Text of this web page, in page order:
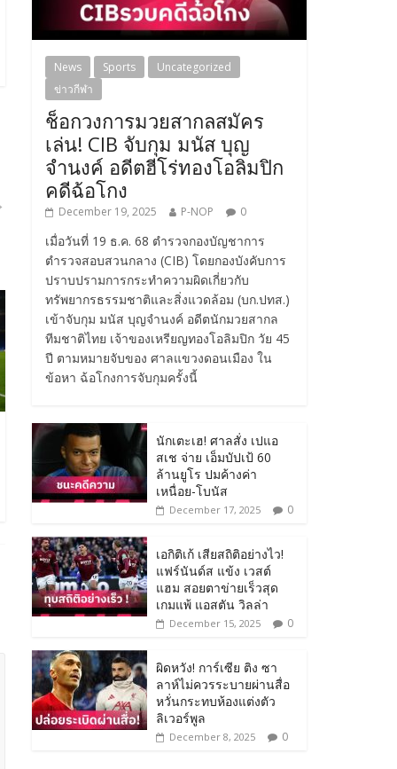
News Sports
Uncategorized
ข่าวกีฬา
ช็อกวงการมวยสากลสมัคร
เล่น! CIB จับกุม มนัส บุญ
จำนงค์ อดีตฮีโร่ทองโอลิมปิก
คดีฉ้อโกง
December 19, 2025 P-NOP 0
เมื่อวันที่ 19 ธ.ค. 68 ตำรวจกองบัญชาการ
ตำรวจสอบสวนกลาง (CIB) โดยกองบังคับการ
ปราบปรามการกระทำความผิดเกี่ยวกับ
ทรัพยากรธรรมชาติและสิ่งแวดล้อม (บก.ปทส.)
เข้าจับกุม มนัส บุญจำนงค์ อดีตนักมวยสากล
ทีมชาติไทย เจ้าของเหรียญทองโอลิมปิก วัย 45
ปี ตามหมายจับของ ศาลแขวงดอนเมือง ใน
ข้อหา ฉ้อโกงการจับกุมครั้งนี้
นักเตะเฮ! ศาลสั่ง เปแอ
สเช จ่าย เอ็มบัปเป้ 60
ล้านยูโร ปมค้างค่า
เหนื่อย-โบนัส
December 17, 2025 0
เอกิติเก้ เสียสถิติอย่างไว!
แฟร์นันด์ส แข้ง เวสต์
แฮม สอยตาข่ายเร็วสุด
เกมแพ้ แอสตัน วิลล่า
December 15, 2025 0
ผิดหวัง! การ์เซีย ติง ซา
ลาห์ไม่ควรระบายผ่านสื่อ
หวั่นกระทบห้องแต่งตัว
ลิเวอร์พูล
December 8, 2025 0